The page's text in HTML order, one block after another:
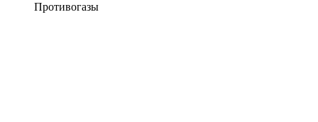
Противогазы